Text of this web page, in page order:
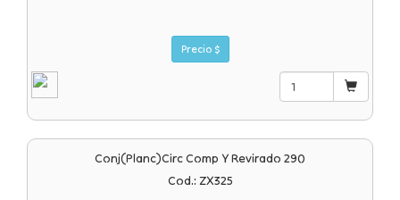
Precio $
Conj(planc)circ Comp Y Revirado 290
Cod.: ZX325